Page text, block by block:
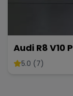
Bugatti
Audi R8 V10
5.0 (7)